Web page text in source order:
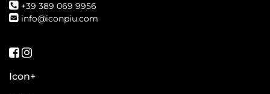
+39 389 069 9956
info@iconpiu.com
Seguici su Facebook
Seguici su Instagram
Icon+